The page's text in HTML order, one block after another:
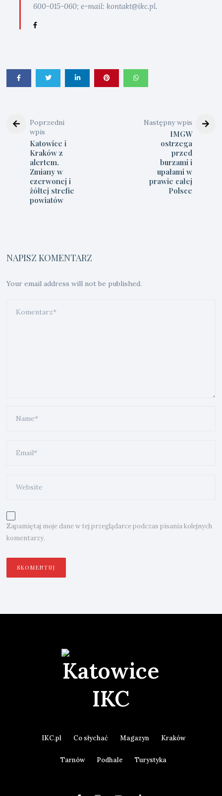
600-015-060; e-mail: kontakt@ikc.pl.
Poprzedni
wpis
Katowice i
Kraków z
alertem.
Zmiany w
czerwonej i
żółtej strefie
powiatów
Następny wpis
IMGW
ostrzega
przed
burzami i
upałami w
prawie całej
Polsce
NAPISZ KOMENTARZ
Your email address will not be published.
Zapamiętaj moje dane w tej przeglądarce podczas pisania kolejnych
komentarzy.
IKC.pl Co słychać Magazyn Kraków
Tarnów Podhale Turystyka